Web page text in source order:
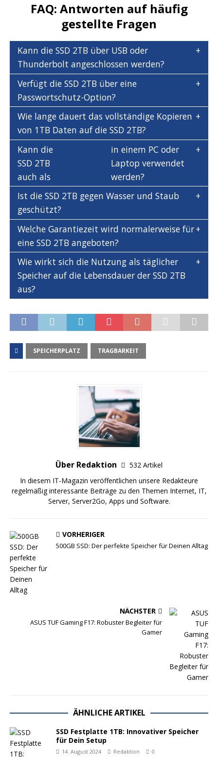
FAQ: Antworten auf häufig
gestellte Fragen
Kann die SSD 2TB über USB oder
Thunderbolt angeschlossen werden?
Verfügt die SSD 2TB über eine
Passwortschutz-Option?
Wie lange dauert das vollständige Kopieren
von 1TB Daten auf die SSD 2TB?
Kann die
SSD 2TB
auch als
in einem PC oder
Laptop verwendet
werden?
Ist die SSD 2TB gegen Wasser und Staub
geschützt?
Welche Garantiezeit wird normalerweise für
eine SSD 2TB angeboten?
Wie wirkt sich die Nutzung als täglicher
Speicher auf die Lebensdauer der SSD 2TB
aus?
SPEICHERPLATZ TRAGBARKEIT
Über Redaktion
532 Artikel
In diesem IT-Magazin veröffentlichen unsere Redakteure
regelmäßig interessante Beiträge zu den Themen Internet, IT,
Server, Server2Go, Apps und Software.
VORHERIGER
500GB SSD: Der perfekte Speicher für Deinen Alltag
NÄCHSTER
ASUS TUF Gaming F17: Robuster Begleiter für
Gamer
ÄHNLICHE ARTIKEL
SSD Festplatte 1TB: Innovativer Speicher
für Dein Setup
14. August 2024 Redaktion 0